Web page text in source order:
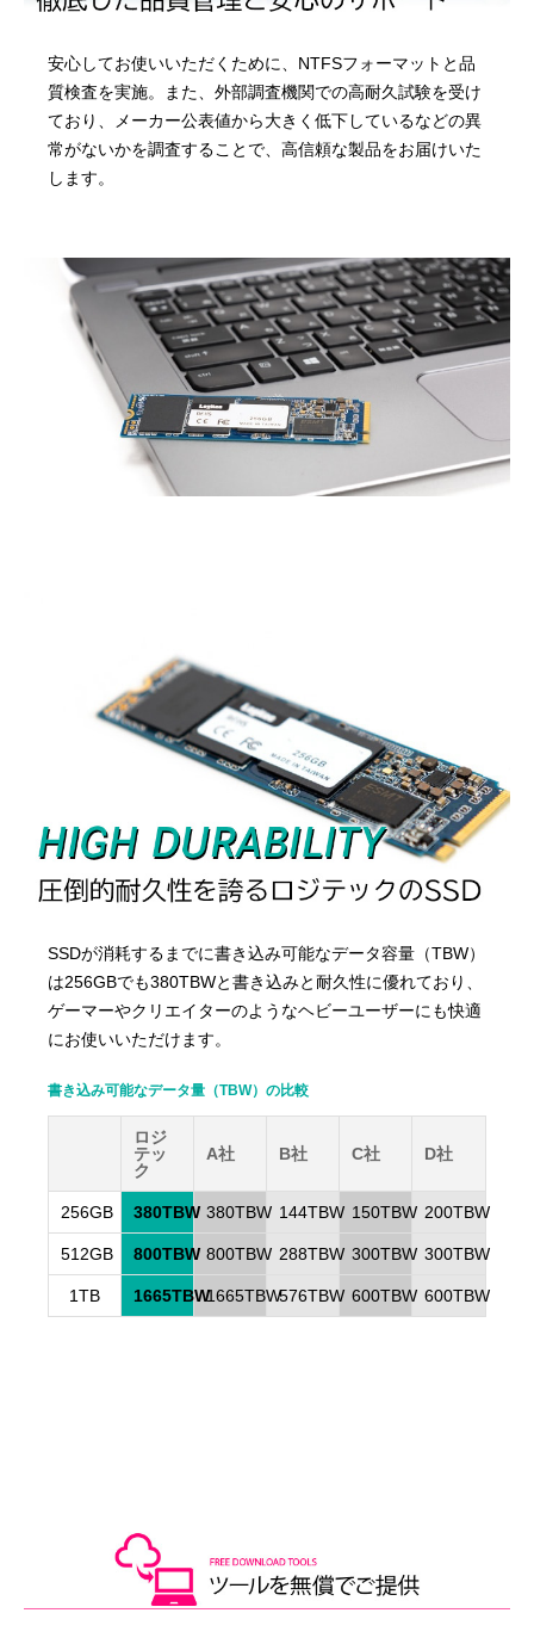
安心してお使いいただくために、NTFSフォーマットと品
質検査を実施。また、外部調査機関での高耐久試験を受け
ており、メーカー公表値から大きく低下しているなどの異
常がないかを調査することで、高信頼な製品をお届けいた
します。
SSDが消耗するまでに書き込み可能なデータ容量（TBW）
は256GBでも380TBWと書き込みと耐久性に優れており、
ゲーマーやクリエイターのようなヘビーユーザーにも快適
にお使いいただけます。
書き込み可能なデータ量（TBW）の比較
ロジ
テッ
ク
A社 B社 C社 D社
256GB 380TBW 380TBW 144TBW 150TBW 200TBW
512GB 800TBW 800TBW 288TBW 300TBW 300TBW
1TB 1665TBW1665TBW576TBW 600TBW 600TBW